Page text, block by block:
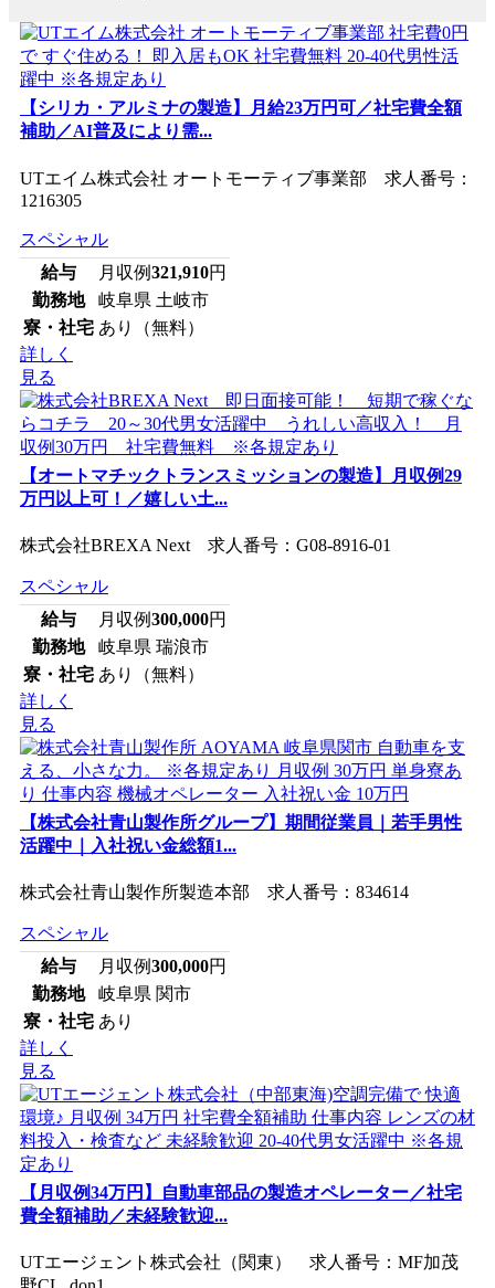
【シリカ・アルミナの製造】月給23万円可／社宅費全額
補助／AI普及により需...
UTエイム株式会社 オートモーティブ事業部 求人番号：
1216305
スペシャル
給与
月収例321,910円
勤務地
岐阜県 土岐市
寮・社宅 あり（無料）
詳しく
見る
【オートマチックトランスミッションの製造】月収例29
万円以上可！／嬉しい土...
株式会社BREXA Next 求人番号：G08-8916-01
スペシャル
給与
月収例300,000円
勤務地
岐阜県 瑞浪市
寮・社宅 あり（無料）
詳しく
見る
【株式会社青山製作所グループ】期間従業員｜若手男性
活躍中｜入社祝い金総額1...
株式会社青山製作所製造本部 求人番号：834614
スペシャル
給与
月収例300,000円
勤務地
岐阜県 関市
寮・社宅 あり
詳しく
見る
【月収例34万円】自動車部品の製造オペレーター／社宅
費全額補助／未経験歓迎...
UTエージェント株式会社（関東） 求人番号：MF加茂